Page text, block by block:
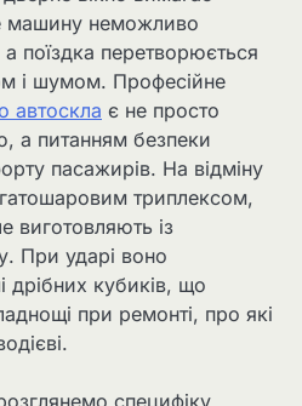
машину неможливо
поїздка перетворюється
і шумом. Професійне
автоскла є не просто
а питанням безпеки
пасажирів. На відміну
триплексом,
виготовляють із
При ударі воно
дрібних кубиків, що
при ремонті, про які
специфіку